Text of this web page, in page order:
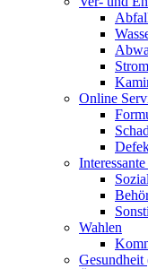
Online
Wahlen
Gesundheit